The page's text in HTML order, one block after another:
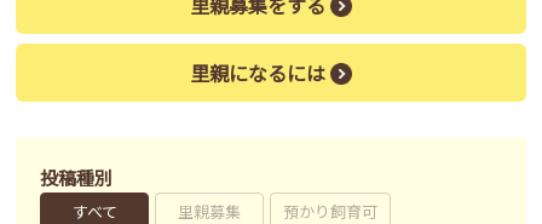
里親になるには
投稿種別
すべて 里親募集 預かり飼育可